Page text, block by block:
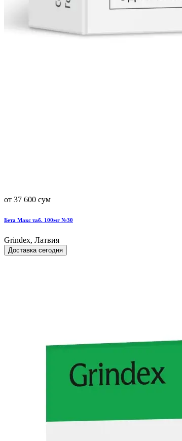
от 37 600 сум
Бета Макс таб. 100мг №30
Grindex, Латвия
Доставка сегодня